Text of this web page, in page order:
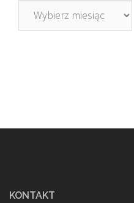
Archiwa
KONTAKT